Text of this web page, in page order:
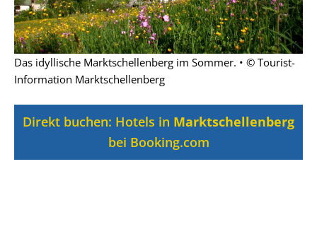
Das idyllische Marktschellenberg im Sommer. • © Tourist-
Information Marktschellenberg
Direkt buchen: Hotels in Marktschellenberg
bei Booking.com